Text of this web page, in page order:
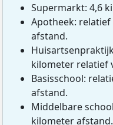
Supermarkt: 4,6
Apotheek:
afstand.
kilometer relatief
Basisschool:
afstand.
Middelbare
kilometer afstand.